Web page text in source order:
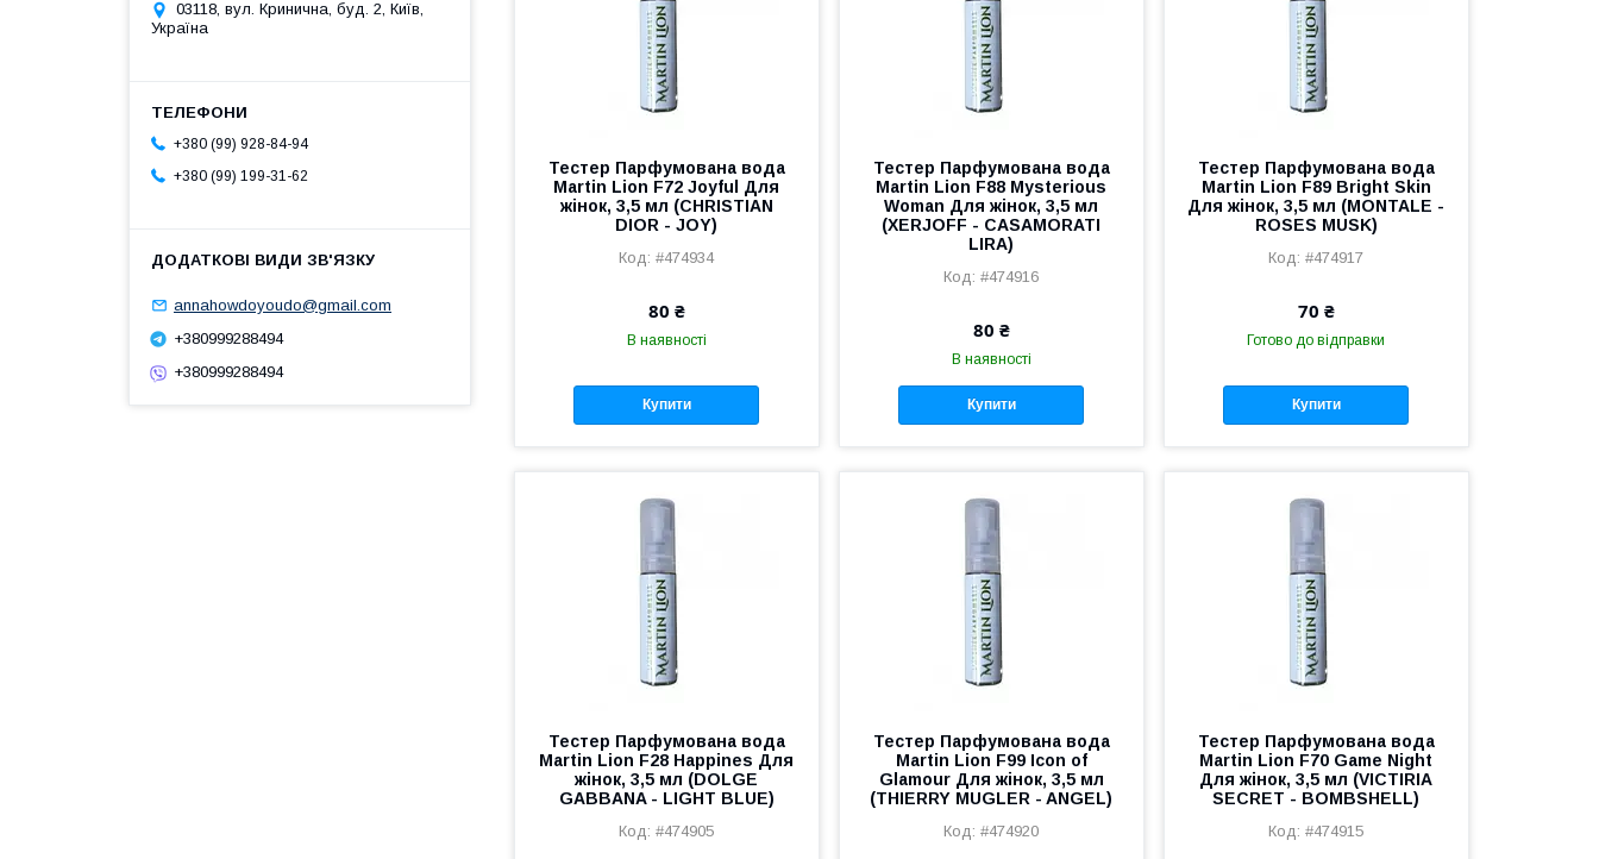
Тестер Парфумована вода
Martin Lion F72 Joyful Для
жінок, 3,5 мл (CHRISTIAN
DIOR - JOY)
#474934
80 ₴
В наявності
Купити
Тестер Парфумована вода
Martin Lion F88 Mysterious
Woman Для жінок, 3,5 мл
(XERJOFF - CASAMORATI
LIRA)
#474916
80 ₴
В наявності
Купити
Тестер Парфумована вода
Martin Lion F89 Bright Skin
Для жінок, 3,5 мл (MONTALE -
ROSES MUSK)
#474917
70 ₴
Готово до відправки
Купити
Тестер Парфумована вода
Martin Lion F28 Happines Для
жінок, 3,5 мл (DOLGE
GABBANA - LIGHT BLUE)
#474905
Тестер Парфумована вода
Martin Lion F99 Icon of
Glamour Для жінок, 3,5 мл
(THIERRY MUGLER - ANGEL)
#474920
Тестер Парфумована вода
Martin Lion F70 Game Night
Для жінок, 3,5 мл (VICTIRIA
SECRET - BOMBSHELL)
#474915
03118, вул. Кринична, буд. 2, Київ,
Україна
+380 (99) 928-84-94
+380 (99) 199-31-62
annahowdoyoudo@gmail.com
+380999288494
+380999288494